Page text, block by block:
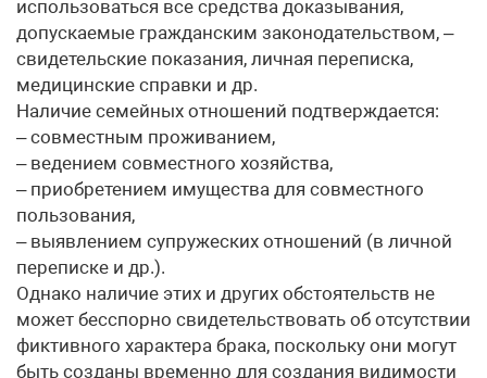
использоваться все средства доказывания,
допускаемые гражданским законодательством, –
свидетельские показания, личная переписка,
медицинские справки и др.
Наличие семейных отношений подтверждается:
– совместным проживанием,
– ведением совместного хозяйства,
– приобретением имущества для совместного
пользования,
– выявлением супружеских отношений (в личной
переписке и др.).
Однако наличие этих и других обстоятельств не
может бесспорно свидетельствовать об отсутствии
фиктивного характера брака, поскольку они могут
быть созданы временно для создания видимости